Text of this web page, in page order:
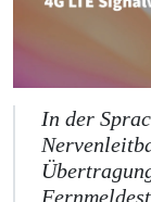
In der